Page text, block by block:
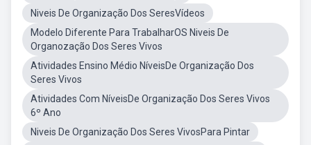
Niveis De Organização Dos SeresVídeos
Modelo Diferente Para TrabalharOS Niveis De
Organozação Dos Seres Vivos
Atividades Ensino Médio NíveisDe Organização Dos
Seres Vivos
Atividades Com NíveisDe Organização Dos Seres Vivos
6º Ano
Niveis De Organização Dos Seres VivosPara Pintar